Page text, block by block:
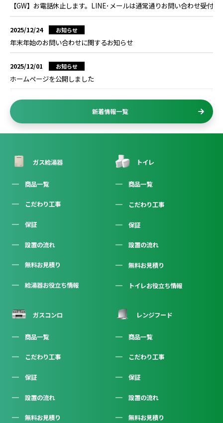
【GW】お電話休止します。LINE･メールは通常通りお問い合わせ受付
2025/12/24 お知らせ
年末年始のお問い合わせに関するお知らせ
2025/12/01 お知らせ
ホームページを公開しました
新着情報一覧
ガス給湯器
商品一覧
こだわり工事
保証
設置の流れ
無料お見積り
給湯器お役立ち情報
トイレ
商品一覧
こだわり工事
保証
設置の流れ
無料お見積り
トイレお役立ち情報
ガスコンロ
商品一覧
こだわり工事
保証
設置の流れ
無料お見積り
レンジフード
商品一覧
こだわり工事
保証
設置の流れ
無料お見積り